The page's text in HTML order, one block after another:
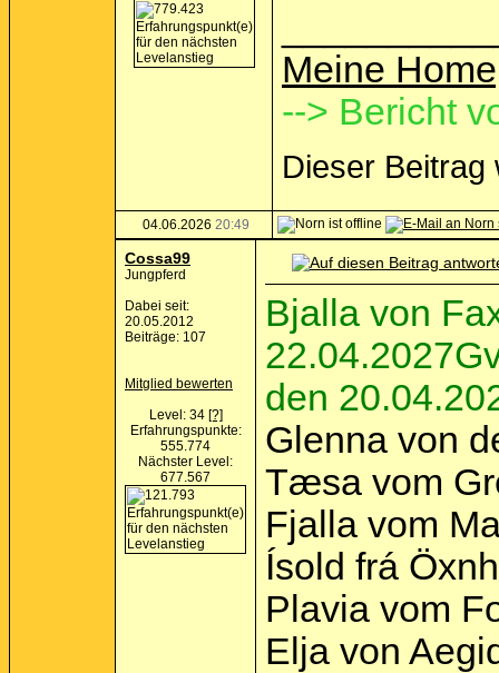
Meine
--> Bericht
Dieser
04.06.2026 20:49
Cossa99
Jungpferd
Dabei seit:
20.05.2012
Beiträge: 107
Mitglied bewerten
Level: 34 [?]
Erfahrungspunkte:
555.774
Nächster Level:
677.567
Bjalla von
den
Glenna von
Tæsa vom
Fjalla vom
Ísold frá
Plavia vom
Elja von